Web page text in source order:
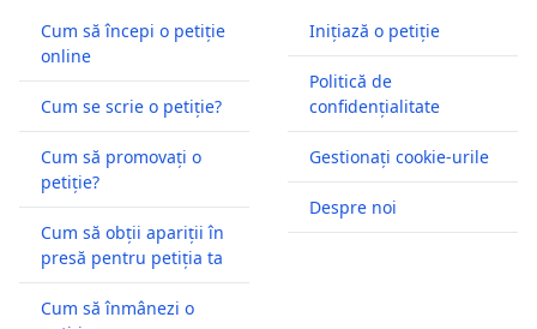
Cum să începi o petiție
online
Cum se scrie o petiție?
Cum să promovați o
petiție?
Cum să obții apariții în
presă pentru petiția ta
Cum să înmânezi o
Inițiază o petiție
Politică de
confidențialitate
Gestionați cookie-urile
Despre noi